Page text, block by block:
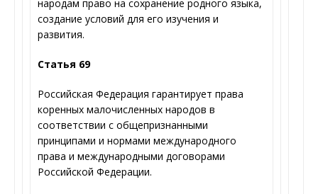
народам право на сохранение родного языка,
создание условий для его изучения и
развития.
Статья 69
Российская Федерация гарантирует права
коренных малочисленных народов в
соответствии с общепризнанными
принципами и нормами международного
права и международными договорами
Российской Федерации.